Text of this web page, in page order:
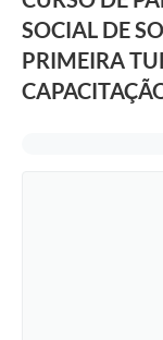
SOCIAL DE
PRIMEIRA